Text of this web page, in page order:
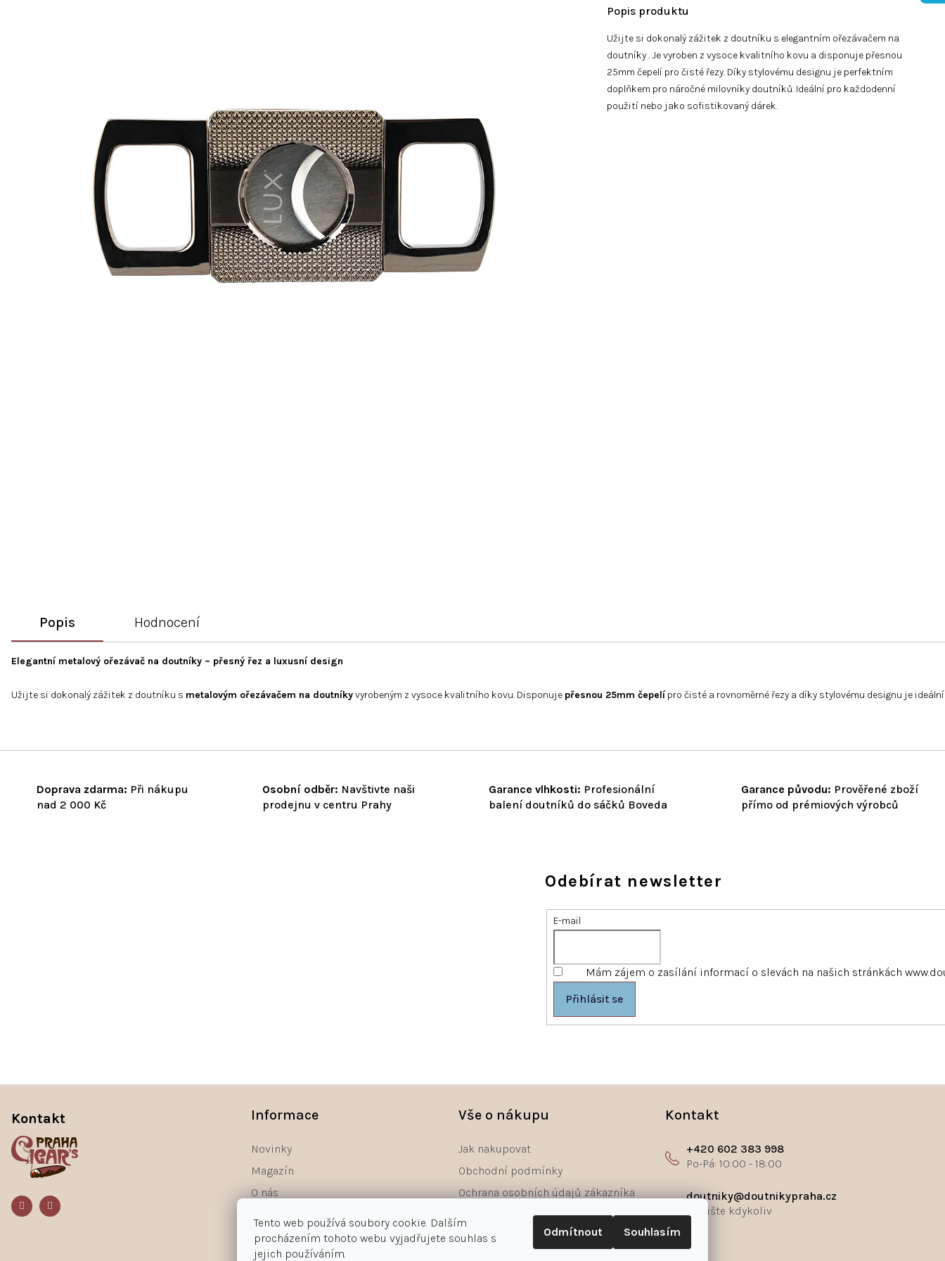
Tento web používá soubory cookie. Dalším
procházením tohoto webu vyjadřujete souhlas s
jejich používáním.
Odmítnout Souhlasím
Užijte si dokonalý zážitek z doutníku s elegantním ořezávačem na
doutníky . Je vyroben z vysoce kvalitního kovu a disponuje přesnou
25mm čepelí pro čisté řezy. Díky stylovému designu je perfektním
doplňkem pro náročné milovníky doutníků. Ideální pro každodenní
použití nebo jako sofistikovaný dárek.
Doprava zdarma: Při nákupu
nad 2 000 Kč
Osobní odběr: Navštivte naši
prodejnu v centru Prahy
Garance vlhkosti: Profesionální
balení doutníků do sáčků Boveda
Garance původu: Prověřené zboží
přímo od prémiových výrobců
Popis Hodnocení
Elegantní metalový ořezávač na doutníky – přesný řez a luxusní design
Užijte si dokonalý zážitek z doutníku s metalovým ořezávačem na doutníkyvyrobeným z vysoce kvalitního kovu. Disponuje přesnou 25mm čepelí pro čisté a rovnoměrné řezy a díky stylovému designu je
Odebírat newsletter
E-mail
Mám zájem o zasílání informací o slevách na našich stránkách
Přihlásit se
Informace
Novinky
Magazín
O nás
Vše o nákupu
Jak nakupovat
Obchodní podmínky
Ochrana osobních údajů zákazníka
Odstoupení od smlouvy - formulář
Kontakt
+420 602 383 998
doutniky@doutnikypraha.cz
Kontakt